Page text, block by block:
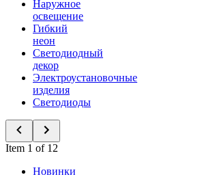
Наружное
освещение
Гибкий
неон
Светодиодный
декор
Электроустановочные
изделия
Светодиоды
Item 1 of 12
Новинки